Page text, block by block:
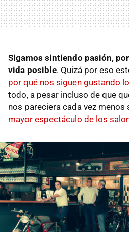
Sigamos sintiendo pasión,
vida posible. Quizá por eso
por qué nos siguen gustando
todo, a pesar incluso de que
nos pareciera cada vez
mayor espectáculo de los